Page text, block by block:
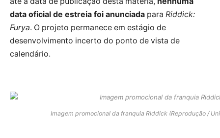
data oficial de estreia foi anunciada para Riddick:
Furya. O projeto permanece em estágio de
desenvolvimento incerto do ponto de vista de
calendário.
Imagem promocional da franquia Riddick (Reprodução /